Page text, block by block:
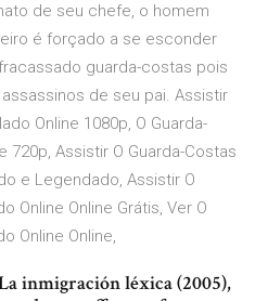
de seu chefe, o homem
é forçado a se esconder
guarda-costas pois
de seu pai. Assistir
Online 1080p, O Guarda-
720p, Assistir O Guarda-Costas
e Legendado, Assistir O
Online Online Grátis, Ver O
Online Online,
inmigración léxica (2005),